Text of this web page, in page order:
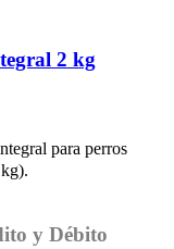
2 kg
para perros
y Débito